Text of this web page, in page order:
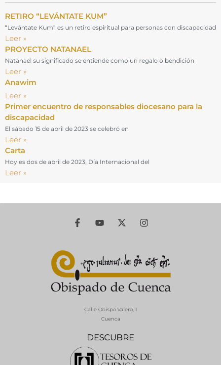
RETIRO “LEVÁNTATE KUM”
“Levántate Kum” es un retiro espiritual para personas con discapacidad
Leer »
PROYECTO NATANAEL
Natanael su significado se entiende como un regalo o bendición
Leer »
Anawim
Leer »
Primer encuentro de responsables diocesano para la
discapacidad
El sábado 15 de abril de 2023 se celebró en
Leer »
Carta
Hoy es dos de abril de 2023, Día Internacional del
Leer »
DESCUBRE
Calle Obispo Valero, 1
Cuenca